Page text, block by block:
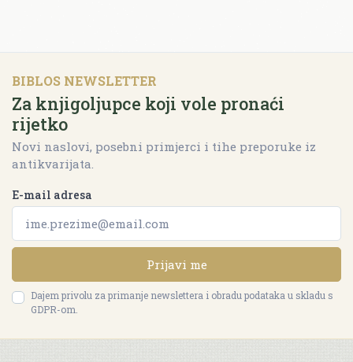
BIBLOS NEWSLETTER
Za knjigoljupce koji vole pronaći
rijetko
Novi naslovi, posebni primjerci i tihe preporuke iz
antikvarijata.
E-mail adresa
Prijavi me
Dajem privolu za primanje newslettera i obradu podataka u skladu s
GDPR-om.